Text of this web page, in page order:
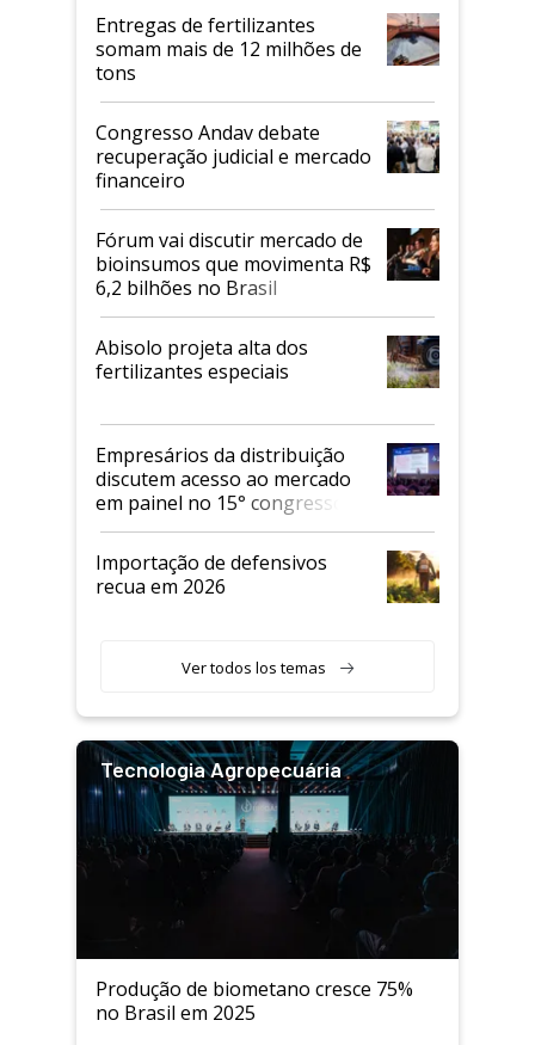
Entregas de fertilizantes
somam mais de 12 milhões de
tons
Congresso Andav debate
recuperação judicial e mercado
financeiro
Fórum vai discutir mercado de
bioinsumos que movimenta R$
6,2 bilhões no Brasil
Abisolo projeta alta dos
fertilizantes especiais
Empresários da distribuição
discutem acesso ao mercado
em painel no 15° congresso
Andav
Importação de defensivos
recua em 2026
Ver todos los temas
Tecnologia Agropecuária
Produção de biometano cresce 75%
no Brasil em 2025